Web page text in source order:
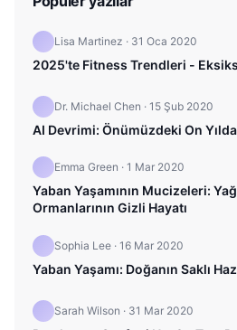
Lisa Martinez · 31 Oca 2020
2025'te Fitness Trendleri -
Dr. Michael Chen · 15 Şub 2020
AI Devrimi: Önümüzdeki On
Emma Green · 1 Mar 2020
Yaban Yaşamının Mucizeleri:
Ormanlarının Gizli Hayatı
Sophia Lee · 16 Mar 2020
Yaban Yaşamı: Doğanın Saklı
Sarah Wilson · 31 Mar 2020